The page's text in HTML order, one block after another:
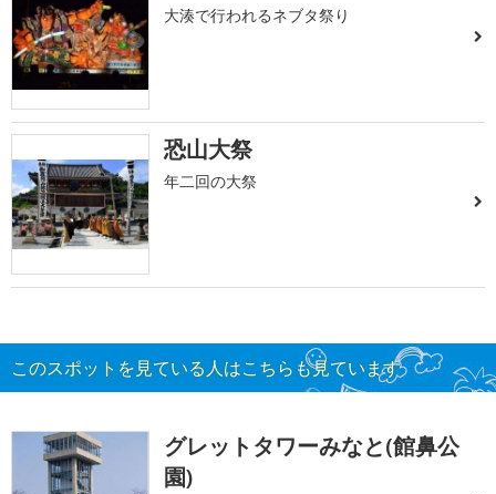
大湊で行われるネブタ祭り
恐山大祭
年二回の大祭
このスポットを見ている人はこちらも見ています
グレットタワーみなと(館鼻公
園)